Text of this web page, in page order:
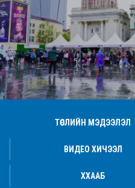
ТӨСЛИЙН МЭДЭЭЛЭЛ
ВИДЕО ХИЧЭЭЛ
ХХААБ